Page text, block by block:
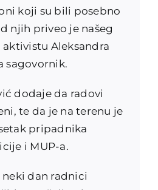
koji su bili posebno
njih priveo je našeg
Aleksandra
sagovornik.
dodaje da radovi
te da je na terenu je
pripadnika
i MUP-a.
neki dan radnici